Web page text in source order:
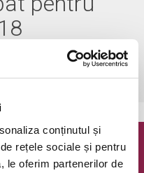
conținutul și
rețele sociale și pentru
le oferim partenerilor de
vezi pe harta
Bilete.ro